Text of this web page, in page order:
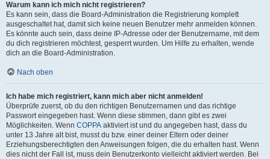
Warum kann ich mich nicht registrieren?
Es kann sein, dass die Board-Administration die Registrierung komplett
ausgeschaltet hat, damit sich keine neuen Benutzer mehr anmelden können.
Es könnte auch sein, dass deine IP-Adresse oder der Benutzername, mit dem
du dich registrieren möchtest, gesperrt wurden. Um Hilfe zu erhalten, wende
dich an die Board-Administration.
Nach oben
Ich habe mich registriert, kann mich aber nicht anmelden!
Überprüfe zuerst, ob du den richtigen Benutzernamen und das richtige
Passwort eingegeben hast. Wenn diese stimmen, dann gibt es zwei
Möglichkeiten. Wenn COPPA aktiviert ist und du angegeben hast, dass du
unter 13 Jahre alt bist, musst du bzw. einer deiner Eltern oder deiner
Erziehungsberechtigten den Anweisungen folgen, die du erhalten hast. Wenn
dies nicht der Fall ist, muss dein Benutzerkonto vielleicht aktiviert werden. Bei